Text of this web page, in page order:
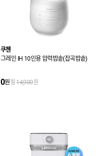
쿠첸
그레인 IH 10인용 압력밥솥(잡곡밥솥)
0원월14,900원